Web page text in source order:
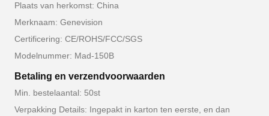
Plaats van herkomst: China
Merknaam: Genevision
Certificering: CE/ROHS/FCC/SGS
Modelnummer: Mad-150B
Betaling en verzendvoorwaarden
Min. bestelaantal: 50st
Verpakking Details: Ingepakt in karton ten eerste, en dan